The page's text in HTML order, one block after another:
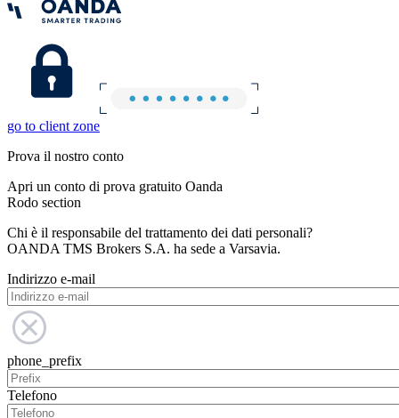
go to client zone
Prova il nostro conto
Apri un conto di prova gratuito Oanda
Rodo section
Chi è il responsabile del trattamento dei dati personali?
OANDA TMS Brokers S.A. ha sede a Varsavia.
Indirizzo e-mail
phone_prefix
Telefono